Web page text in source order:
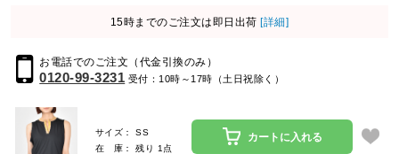
15時までのご注文は即日出荷 [詳細]
お電話でのご注文（代金引換のみ）
0120-99-3231 受付：10時～17時（土日祝除く）
サイズ： SS
在 庫： 残り 1点
カートに入れる